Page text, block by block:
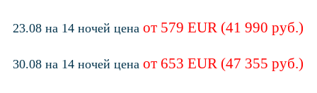
23.08 на 14 ночей ценаот 579 EUR (41 990 руб.)
30.08 на 14 ночей ценаот 653 EUR (47 355 руб.)